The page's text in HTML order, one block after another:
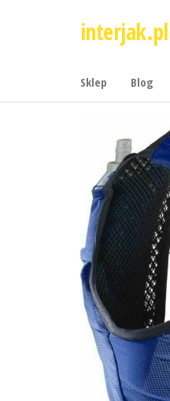
interjak.pl
Sklep Blog